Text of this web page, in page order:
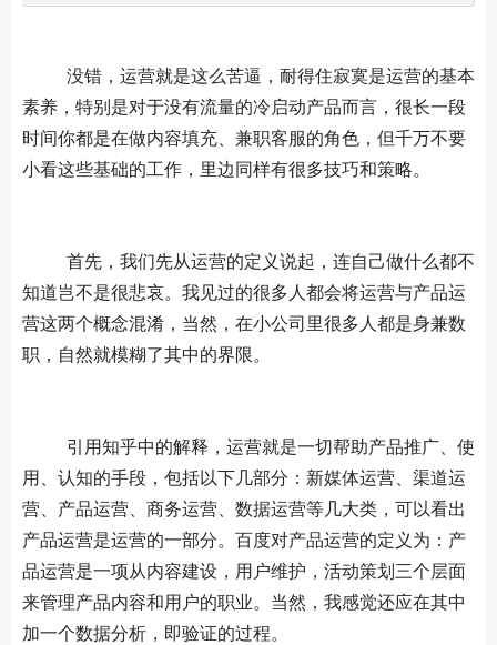
素养，特别是对于没有流量的冷启动产品而言，很长一段
时间你都是在做内容填充、兼职客服的角色，但千万不要
小看这些基础的工作，里边同样有很多技巧和策略。
知道岂不是很悲哀。我见过的很多人都会将运营与产品运
营这两个概念混淆，当然，在小公司里很多人都是身兼数
职，自然就模糊了其中的界限。
用、认知的手段，包括以下几部分：新媒体运营、渠道运
营、产品运营、商务运营、数据运营等几大类，可以看出
产品运营是运营的一部分。百度对产品运营的定义为：产
品运营是一项从内容建设，用户维护，活动策划三个层面
来管理产品内容和用户的职业。当然，我感觉还应在其中
加一个数据分析，即验证的过程。